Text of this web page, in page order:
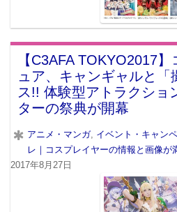
【C3AFA TOKYO2017
ュア、キャンギャルと「
ス!! 体験型アトラクショ
ターの祭典が開幕
アニメ・マンガ, イベント・キャン
レ｜コスプレイヤーの情報と画像が
2017年8月27日